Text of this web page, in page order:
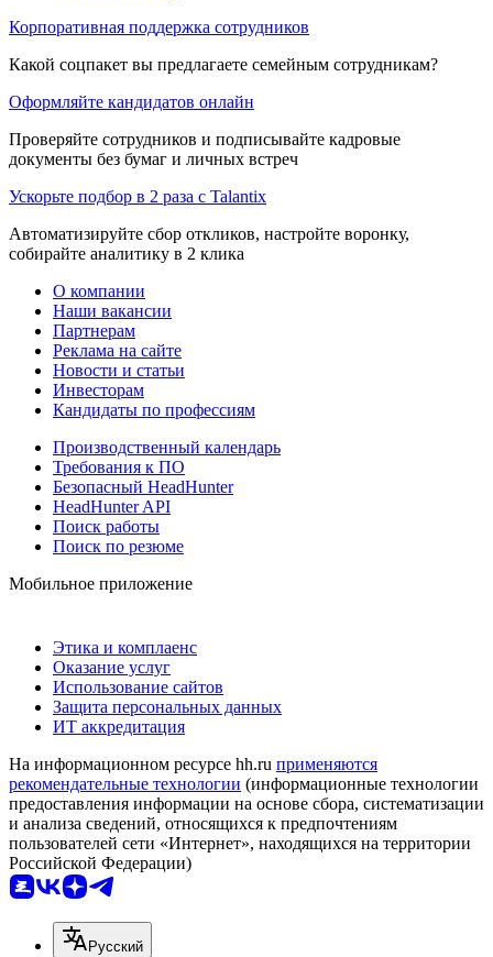
Корпоративная поддержка сотрудников
Какой соцпакет вы предлагаете семейным сотрудникам?
Оформляйте кандидатов онлайн
Проверяйте сотрудников и подписывайте кадровые
документы без бумаг и личных встреч
Ускорьте подбор в 2 раза с Talantix
Автоматизируйте сбор откликов, настройте воронку,
собирайте аналитику в 2 клика
О компании
Наши вакансии
Партнерам
Реклама на сайте
Новости и статьи
Инвесторам
Кандидаты по профессиям
Производственный календарь
Требования к ПО
Безопасный HeadHunter
HeadHunter API
Поиск работы
Поиск по резюме
Мобильное приложение
Этика и комплаенс
Оказание услуг
Использование сайтов
Защита персональных данных
ИТ аккредитация
На информационном ресурсе hh.ru применяются
рекомендательные технологии (информационные технологии
предоставления информации на основе сбора, систематизации
и анализа сведений, относящихся к предпочтениям
пользователей сети «Интернет», находящихся на территории
Российской Федерации)
Русский